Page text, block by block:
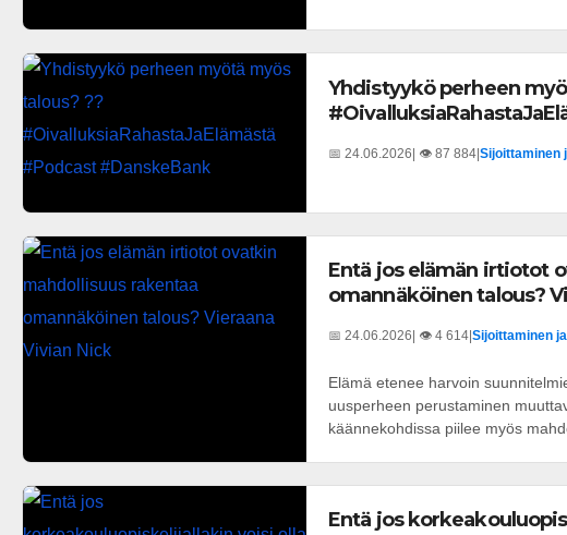
Yhdistyykö perheen
📅 24.06.2026| 👁️ 87 884|Sijoittaminen
Entä jos elämän irtiotot
omannäköinen talous?
📅 24.06.2026 | 👁️ 4 614 Sijoittaminen
Elämä etenee harvoin
uusperheen perustaminen
käännekohdissa piilee myös
Entä jos